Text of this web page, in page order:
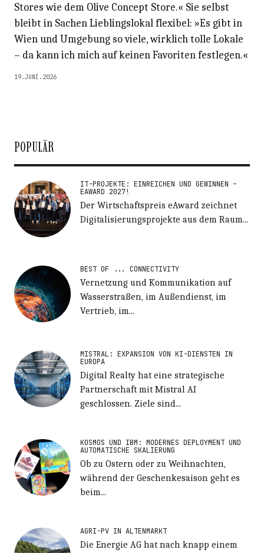
Stores wie dem Olive Concept Store.« Sie selbst
bleibt in Sachen Lieblingslokal flexibel: »Es gibt in
Wien und Umgebung so viele, wirklich tolle Lokale
– da kann ich mich auf keinen Favoriten festlegen.«
19.JUNI.2026
POPULÄR
IT-PROJEKTE: EINREICHEN UND GEWINNEN –
EAWARD 2027!
Der Wirtschaftspreis eAward zeichnet
Digitalisierungsprojekte aus dem Raum...
BEST OF ... CONNECTIVITY
Vernetzung und Kommunikation auf
Wasserstraßen, im Außendienst, im
Vertrieb, im...
MISTRAL: EXPANSION VON KI-DIENSTEN IN
EUROPA
Digital Realty hat eine strategische
Partnerschaft mit Mistral AI
geschlossen. Ziele sind...
KOSMOS UND IBM: MODERNES DEPLOYMENT UND
AUTOMATISCHE SKALIERUNG
Ob zu Ostern oder zu Weihnachten,
während der Geschenkesaison geht es
beim...
AGRI-PV IN ALTENMARKT
Die Energie AG hat nach knapp einem